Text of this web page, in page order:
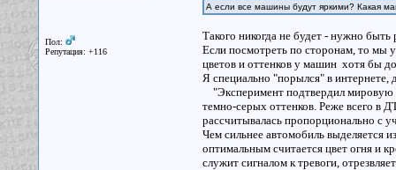
Пол:
Репутация: +116
А если все машины будут яркими? Какая
Такого никогда не будет - нужно
Если посмотреть по сторонам, то мы
цветов и оттенков у машин хотя бы
Я специально "порылся" в
"Эксперимент подтвердил мировую
темно-серых оттенков. Реже всего в
рассчитывалась пропорционально с
Чем сильнее автомобиль выделяется
оптимальным считается цвет огня и
служит сигналом к тревоги,